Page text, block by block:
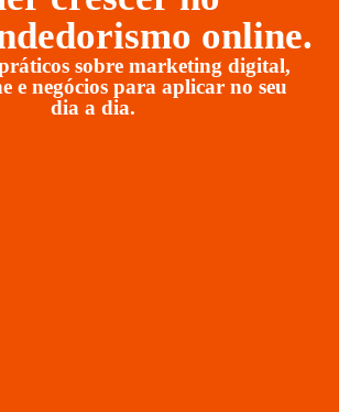
online.
sobre marketing digital,
e negócios para aplicar no seu
dia a dia.